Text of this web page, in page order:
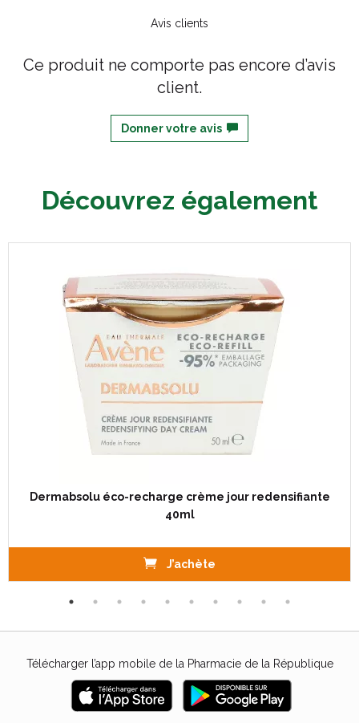
Avis clients
Ce produit ne comporte pas encore d’avis
client.
Donner votre avis
Découvrez également
Dermabsolu éco-recharge crème jour redensifiante
40ml
J’achète
Télécharger l’app mobile de la Pharmacie de la République